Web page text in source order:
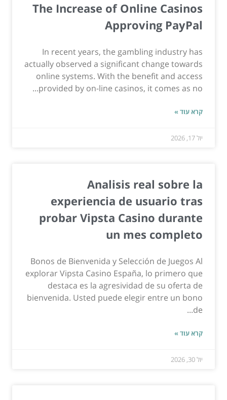
The Increase of Online Casinos
Approving PayPal
In recent years, the gambling industry has
actually observed a significant change towards
online systems. With the benefit and access
provided by on-line casinos, it comes as no...
קרא עוד »
יול 17, 2026
Analisis real sobre la
experiencia de usuario tras
probar Vipsta Casino durante
un mes completo
Bonos de Bienvenida y Selección de Juegos Al
explorar Vipsta Casino España, lo primero que
destaca es la agresividad de su oferta de
bienvenida. Usted puede elegir entre un bono
de...
קרא עוד »
יול 30, 2026